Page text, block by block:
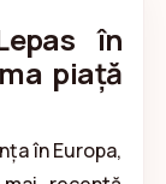
în
piață
în Europa,